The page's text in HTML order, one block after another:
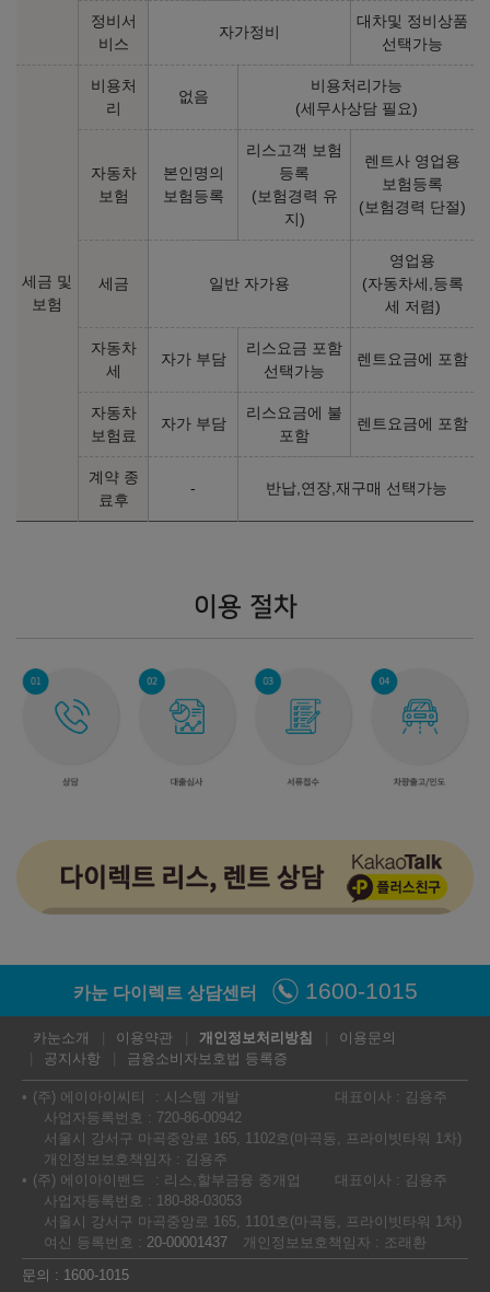
정비서
비스
자가정비
대차및 정비상품
선택가능
세금 및
보험
비용처
리
없음
비용처리가능
(세무사상담 필요)
자동차
보험
본인명의
보험등록
리스고객 보험
등록
(보험경력 유
지)
렌트사 영업용
보험등록
(보험경력 단절)
세금 일반 자가용
영업용
(자동차세,등록
세 저렴)
자동차
세
자가 부담
리스요금 포함
선택가능
렌트요금에 포함
자동차
보험료
자가 부담
리스요금에 불
포함
렌트요금에 포함
계약 종
료후
- 반납,연장,재구매 선택가능
이용 절차
카눈 다이렉트 상담센터 1600-1015
카눈소개 이용약관 개인정보처리방침
이용문의
공지사항
금융소비자보호법 등록증
(주) 에이아이씨티 시스템 개발
대표이사 : 김용주
사업자등록번호 : 720-86-00942
서울시 강서구 마곡중앙로 165, 1102호(마곡동, 프라이빗타워 1차)
개인정보보호책임자 : 김용주
(주) 에이아이밴드
리스,할부금융 중개업
대표이사 : 김용주
사업자등록번호 : 180-88-03053
서울시 강서구 마곡중앙로 165, 1101호(마곡동, 프라이빗타워 1차)
여신 등록번호 : 20-00001437
개인정보보호책임자 : 조래환
문의 : 1600-1015